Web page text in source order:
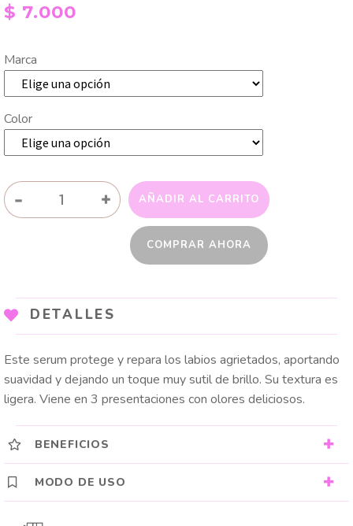
$ 7.000
Marca
Color
-
HIDRATANTE
+ AÑADIR AL CARRITO
COMPRAR AHORA
DETALLES
Este serum protege y repara los labios agrietados, aportando
suavidad y dejando un toque muy sutil de brillo. Su textura es
ligera. Viene en 3 presentaciones con olores deliciosos.
BENEFICIOS
MODO DE USO